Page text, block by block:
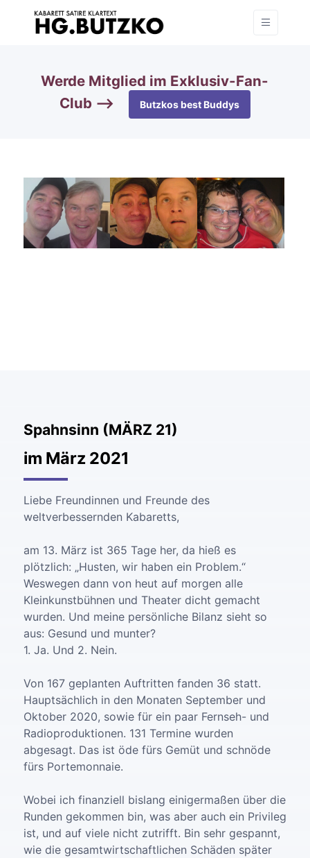
Werde Mitglied im Exklusiv-Fan-
Club —>
Butzkos best Buddys
Spahnsinn (MÄRZ 21)
im März 2021
Liebe Freundinnen und Freunde des
weltverbessernden Kabaretts,
am 13. März ist 365 Tage her, da hieß es
plötzlich: „Husten, wir haben ein Problem.“
Weswegen dann von heut auf morgen alle
Kleinkunstbühnen und Theater dicht gemacht
wurden. Und meine persönliche Bilanz sieht so
aus: Gesund und munter?
1. Ja. Und 2. Nein.
Von 167 geplanten Auftritten fanden 36 statt.
Hauptsächlich in den Monaten September und
Oktober 2020, sowie für ein paar Fernseh- und
Radioproduktionen. 131 Termine wurden
abgesagt. Das ist öde fürs Gemüt und schnöde
fürs Portemonnaie.
Wobei ich finanziell bislang einigermaßen über die
Runden gekommen bin, was aber auch ein Privileg
ist, und auf viele nicht zutrifft. Bin sehr gespannt,
wie die gesamtwirtschaftlichen Schäden später